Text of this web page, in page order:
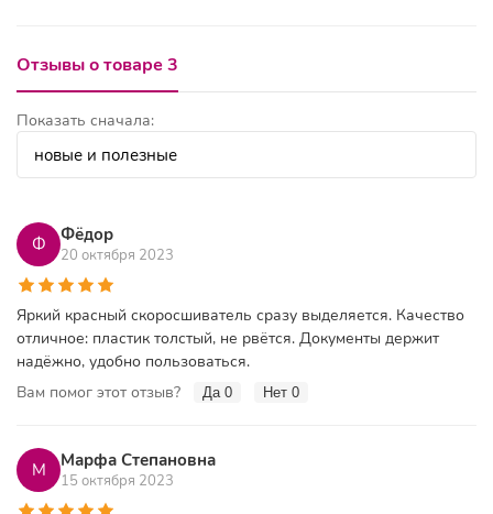
Отзывы о товаре 3
Показать сначала:
Ф Фёдор
20 октября 2023
Яркий красный скоросшиватель сразу выделяется. Качество
отличное: пластик толстый, не рвётся. Документы держит
надёжно, удобно пользоваться.
Вам помог этот отзыв?
Да 0 Нет 0
М Марфа Степановна
15 октября 2023